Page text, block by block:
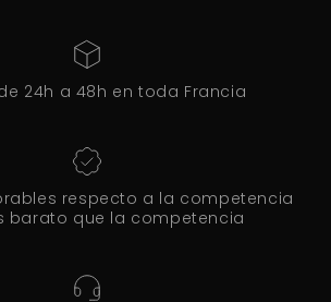
24h a 48h en toda Francia
respecto a la competencia
barato que la competencia